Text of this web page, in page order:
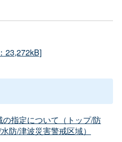
23,272kB]
指定について（トップ/防
防/津波災害警戒区域）